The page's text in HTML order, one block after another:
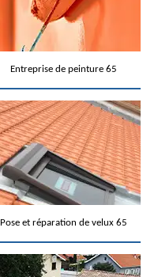
Entreprise de peinture 65
Pose et réparation de velux 65